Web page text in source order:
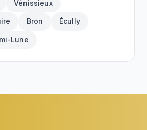
Vénissieux
Bron Écully
Lune